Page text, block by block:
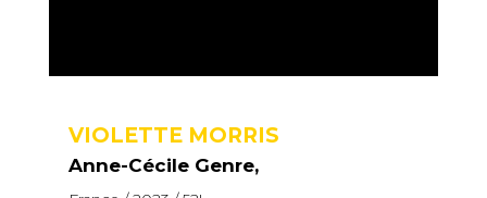
VIOLETTE MORRIS
Anne-Cécile Genre,